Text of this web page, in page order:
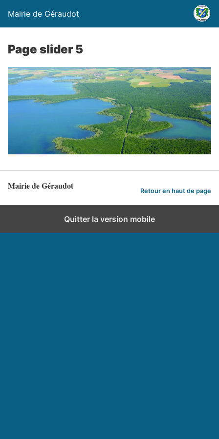
Mairie de Géraudot
Page slider 5
Mairie de Géraudot Retour en haut de page
Quitter la version mobile